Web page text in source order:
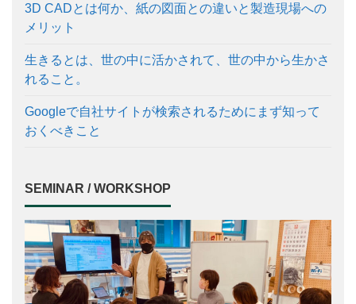
3D CADとは何か、紙の図面との違いと製造現場への
メリット
生きるとは、世の中に活かされて、世の中から生かさ
れること。
Googleで自社サイトが検索されるためにまず知って
おくべきこと
SEMINAR / WORKSHOP